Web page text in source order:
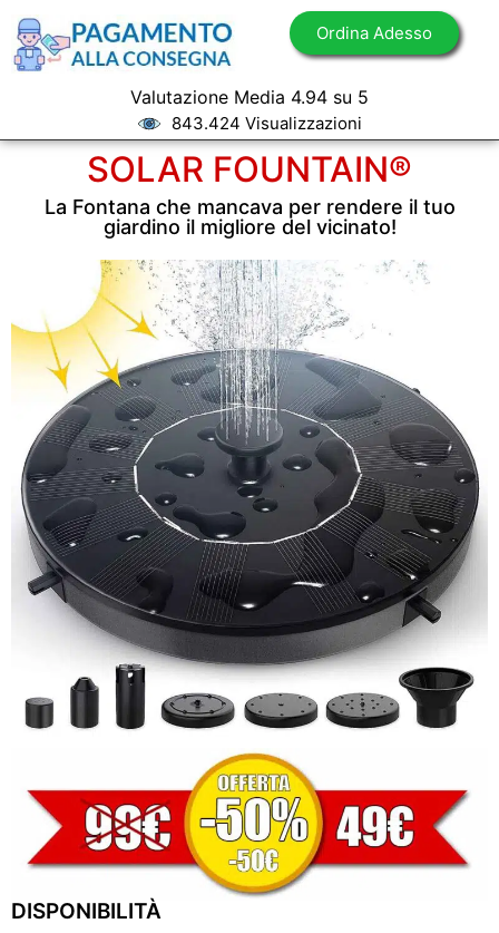
Ordina Adesso
Valutazione Media 4.94 su 5
843.424 Visualizzazioni
SOLAR FOUNTAIN®
La Fontana che mancava per rendere il tuo
giardino il migliore del vicinato!
DISPONIBILITÀ